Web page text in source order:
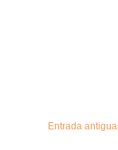
Entrada antigua